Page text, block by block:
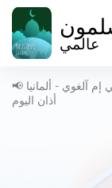
عالمي
آلغوي - ألمانيا 📢
أذان اليوم